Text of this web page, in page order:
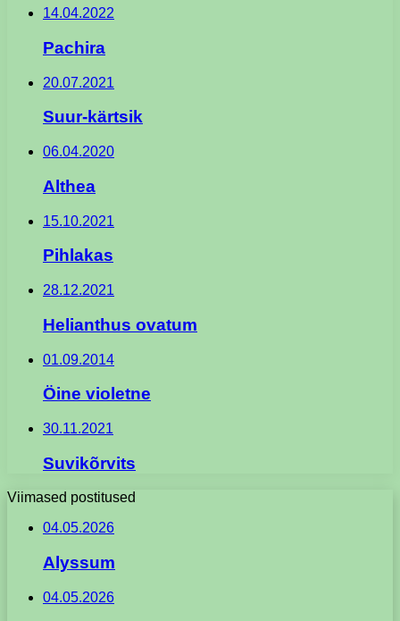
14.04.2022
Pachira
20.07.2021
Suur-kärtsik
06.04.2020
Althea
15.10.2021
Pihlakas
28.12.2021
Helianthus ovatum
01.09.2014
Öine violetne
30.11.2021
Suvikõrvits
Viimased postitused
04.05.2026
Alyssum
04.05.2026